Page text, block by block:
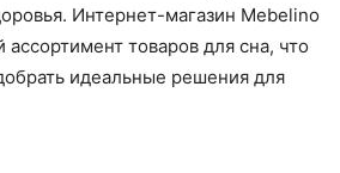
Интернет-магазин Mebelino
товаров для сна, что
идеальные решения для